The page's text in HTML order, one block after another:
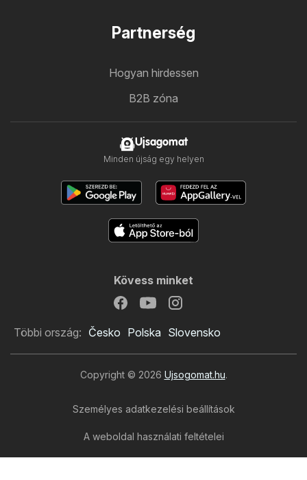
Partnerség
Hogyan hirdessen
B2B zóna
Ujsagomat
Minden újság egy helyen
Kövess minket
Többi ország: Česko Polska Slovensko
Copyright © 2026 Ujsogomat.hu.
Személyes adatkezelési beállítások
A weboldal használati feltételei